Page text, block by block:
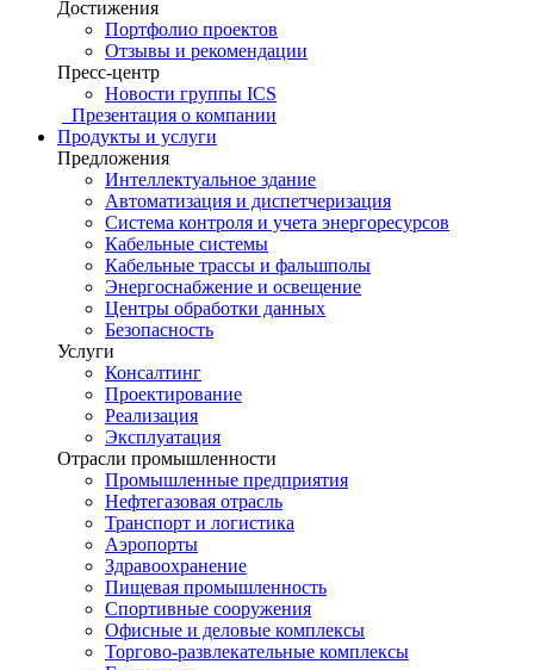
Достижения
Портфолио проектов
Отзывы и рекомендации
Пресс-центр
Новости группы ICS
Презентация о компании
Продукты и услуги
Предложения
Интеллектуальное здание
Автоматизация и диспетчеризация
Система контроля и учета энергоресурсов
Кабельные системы
Кабельные трассы и фальшполы
Энергоснабжение и освещение
Центры обработки данных
Безопасность
Услуги
Консалтинг
Проектирование
Реализация
Эксплуатация
Отрасли промышленности
Промышленные предприятия
Нефтегазовая отрасль
Транспорт и логистика
Аэропорты
Здравоохранение
Пищевая промышленность
Спортивные сооружения
Офисные и деловые комплексы
Торгово-развлекательные комплексы